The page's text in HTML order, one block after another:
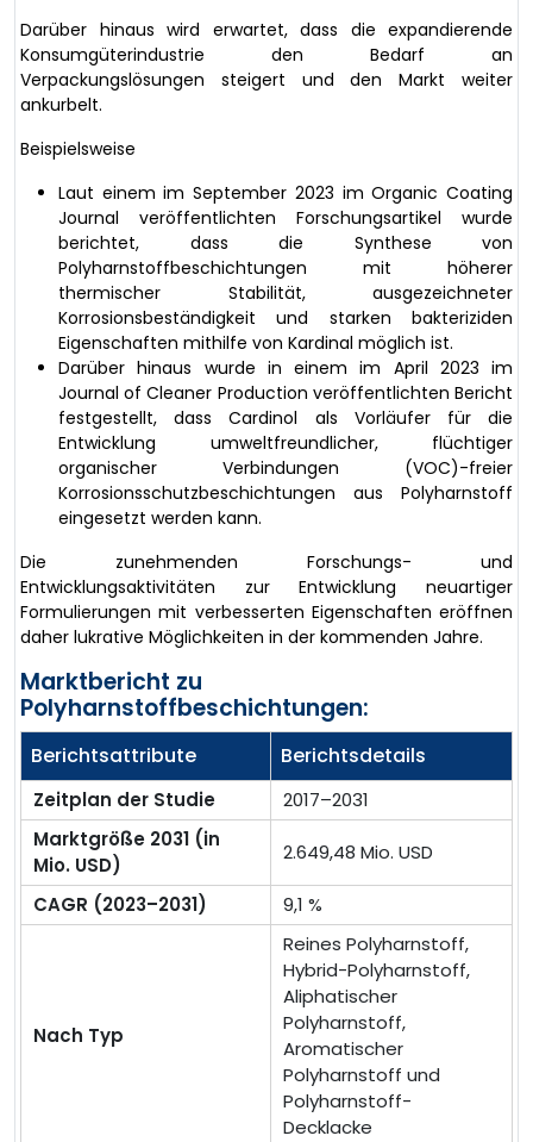
Darüber hinaus wird erwartet, dass die expandierende
Konsumgüterindustrie den Bedarf an
Verpackungslösungen steigert und den Markt weiter
ankurbelt.
Beispielsweise
Laut einem im September 2023 im Organic Coating
Journal veröffentlichten Forschungsartikel wurde
berichtet, dass die Synthese von
Polyharnstoffbeschichtungen mit höherer
thermischer Stabilität, ausgezeichneter
Korrosionsbeständigkeit und starken bakteriziden
Eigenschaften mithilfe von Kardinal möglich ist.
Darüber hinaus wurde in einem im April 2023 im
Journal of Cleaner Production veröffentlichten Bericht
festgestellt, dass Cardinol als Vorläufer für die
Entwicklung umweltfreundlicher, flüchtiger
organischer Verbindungen (VOC)-freier
Korrosionsschutzbeschichtungen aus Polyharnstoff
eingesetzt werden kann.
Die zunehmenden Forschungs- und
Entwicklungsaktivitäten zur Entwicklung neuartiger
Formulierungen mit verbesserten Eigenschaften eröffnen
daher lukrative Möglichkeiten in der kommenden Jahre.
Marktbericht zu
Polyharnstoffbeschichtungen:
Berichtsattribute Berichtsdetails
Zeitplan der Studie
2017–2031
Marktgröße 2031 (in
Mio. USD)
2.649,48 Mio. USD
CAGR (2023–2031) 9,1 %
Nach Typ
Reines Polyharnstoff,
Hybrid-Polyharnstoff,
Aliphatischer
Polyharnstoff,
Aromatischer
Polyharnstoff und
Polyharnstoff-
Decklacke